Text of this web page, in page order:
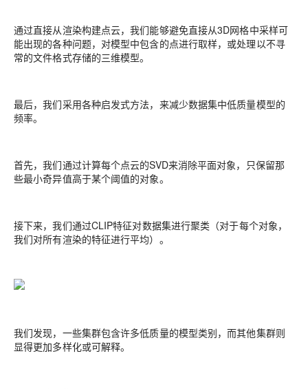
通过直接从渲染构建点云，我们能够避免直接从3D网格中采样可
能出现的各种问题，对模型中包含的点进行取样，或处理以不寻
常的文件格式存储的三维模型。
最后，我们采用各种启发式方法，来减少数据集中低质量模型的
频率。
首先，我们通过计算每个点云的SVD来消除平面对象，只保留那
些最小奇异值高于某个阈值的对象。
接下来，我们通过CLIP特征对数据集进行聚类（对于每个对象，
我们对所有渲染的特征进行平均）。
我们发现，一些集群包含许多低质量的模型类别，而其他集群则
显得更加多样化或可解释。